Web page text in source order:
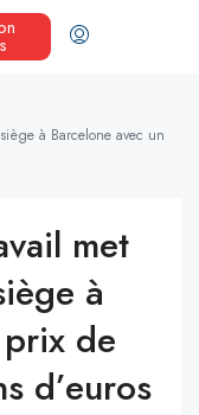
à Barcelone avec un
met
à
de
d’euros